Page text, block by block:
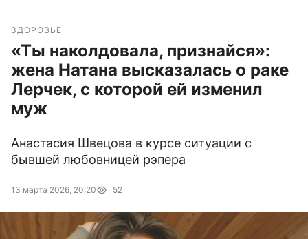
ЗДОРОВЬЕ
«Ты наколдовала, признайся»:
жена Натана высказалась о раке
Лерчек, с которой ей изменил
муж
Анастасия Швецова в курсе ситуации с
бывшей любовницей рэпера
13 марта 2026, 20:20 52